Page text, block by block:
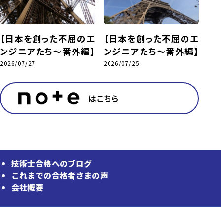
【日本を創った不屈のエ
ンジニアたち～番外編】
2026/07/27
【日本を創った不屈のエ
ンジニアたち～番外編】
2026/07/25
はこちら
技術士合格へのブログ
これまでの合格者さまの声
会社概要